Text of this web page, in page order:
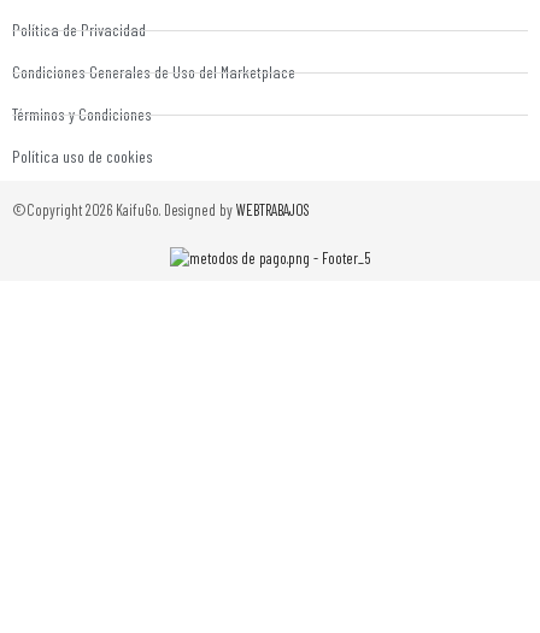
Política de Privacidad
Condiciones Generales de Uso del Marketplace
Términos y Condiciones
Política uso de cookies
©Copyright 2026 KaifuGo. Designed byWEBTRABAJOS